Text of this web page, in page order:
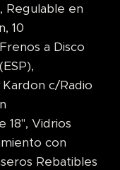
Regulable en
10
a Disco
c/Radio
18", Vidrios
con
Rebatibles